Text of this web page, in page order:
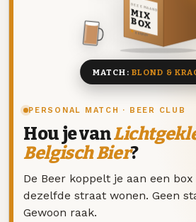
PERSONAL MATCH · BEER CLUB
Hou je van
Belgisch Bier?
De Beer koppelt je aan een
dezelfde straat wonen. Geen
Gewoon raak.
DEZE MAAND
MIX
BOX
8 BIEREN
MATCH: BLOND &